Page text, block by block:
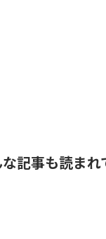
な記事も読まれ